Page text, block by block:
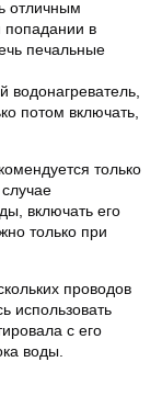
отличным
попадании в
печальные
водонагреватель,
потом включать,
только
включать его
только при
проводов
использовать
с его
воды.